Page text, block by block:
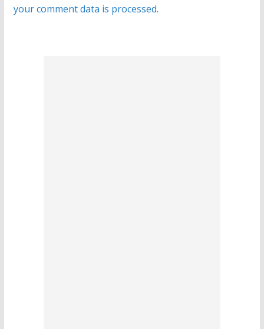
your comment data is processed.